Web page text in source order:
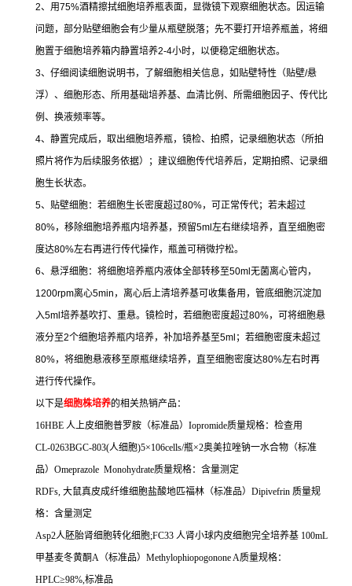
2、用75%酒精擦拭细胞培养瓶表面，显微镜下观察细胞状态。因运输
问题，部分贴壁细胞会有少量从瓶壁脱落；先不要打开培养瓶盖，将细
胞置于细胞培养箱内静置培养2-4小时，以便稳定细胞状态。
3、仔细阅读细胞说明书，了解细胞相关信息，如贴壁特性（贴壁/悬
浮）、细胞形态、所用基础培养基、血清比例、所需细胞因子、传代比
例、换液频率等。
4、静置完成后，取出细胞培养瓶，镜检、拍照，记录细胞状态（所拍
照片将作为后续服务依据）；建议细胞传代培养后，定期拍照、记录细
胞生长状态。
5、贴壁细胞：若细胞生长密度超过80%，可正常传代；若未超过
80%，移除细胞培养瓶内培养基，预留5ml左右继续培养，直至细胞密
度达80%左右再进行传代操作，瓶盖可稍微拧松。
6、悬浮细胞：将细胞培养瓶内液体全部转移至50ml无菌离心管内，
1200rpm离心5min ，离心后上清培养基可收集备用，管底细胞沉淀加
入5ml培养基吹打、重悬。镜检时，若细胞密度超过80%，可将细胞悬
液分至2个细胞培养瓶内培养，补加培养基至5ml ；若细胞密度未超过
80%，将细胞悬液移至原瓶继续培养，直至细胞密度达80%左右时再
进行传代操作。
以下是细胞株培养的相关热销产品：
16HBE 人上皮细胞普罗胺（标准品） Iopromide质量规格：检查用
CL-0263BGC-803(人细胞)5×106cells/瓶×2奥美拉唑钠一水合物（标准
品） Omeprazole Monohydrate质量规格：含量测定
RDFs, 大鼠真皮成纤维细胞盐酸地匹福林（标准品） Dipivefrin 质量规
格：含量测定
Asp2人胚胎肾细胞转化细胞;FC33 人肾小球内皮细胞完全培养基 100mL
甲基麦冬黄酮A （标准品） Methylophiopogonone A质量规格：
HPLC≥98%, 标准品